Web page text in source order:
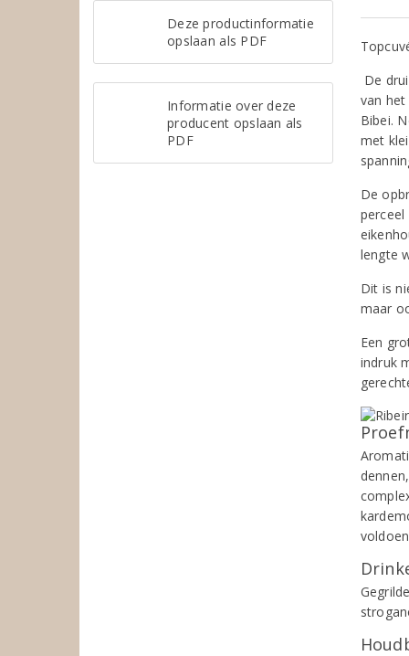
Deze productinformatie
opslaan als PDF
Informatie over deze
producent opslaan als
PDF
De
van
Bibei.
met
De
lengte
Dit is
maar
Een
indruk